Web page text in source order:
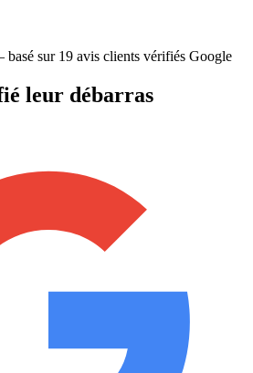
basé sur 19 avis clients vérifiés Google
leur débarras